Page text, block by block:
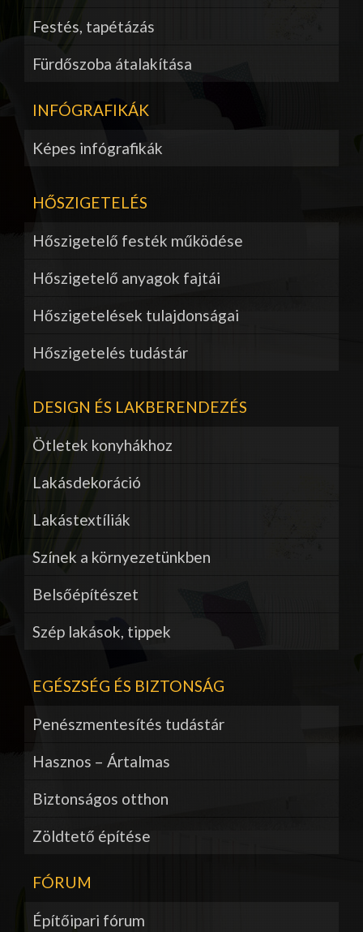
Festés, tapétázás
Fürdőszoba átalakítása
INFÓGRAFIKÁK
Képes infógrafikák
HŐSZIGETELÉS
Hőszigetelő festék működése
Hőszigetelő anyagok fajtái
Hőszigetelések tulajdonságai
Hőszigetelés tudástár
DESIGN ÉS LAKBERENDEZÉS
Ötletek konyhákhoz
Lakásdekoráció
Lakástextíliák
Színek a környezetünkben
Belsőépítészet
Szép lakások, tippek
EGÉSZSÉG ÉS BIZTONSÁG
Penészmentesítés tudástár
Hasznos – Ártalmas
Biztonságos otthon
Zöldtető építése
FÓRUM
Építőipari fórum